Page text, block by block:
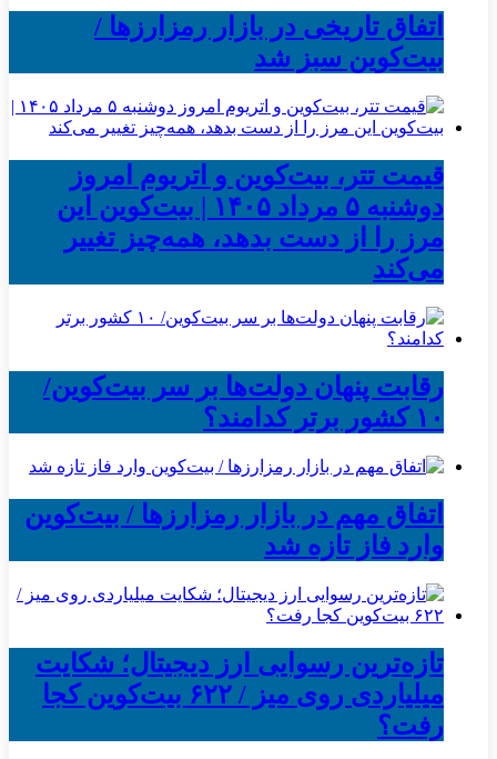
اتفاق تاریخی در بازار رمزارزها /
بیت‌کوین سبز شد
قیمت تتر، بیت‌کوین و اتریوم امروز
دوشنبه ۵ مرداد ۱۴۰۵ | بیت‌کوین این
مرز را از دست بدهد، همه‌چیز تغییر
می‌کند
رقابت پنهان دولت‌ها بر سر بیت‌کوین/
۱۰ کشور برتر کدامند؟
اتفاق مهم در بازار رمزارزها / بیت‌کوین
وارد فاز تازه شد
تازه‌ترین رسوایی ارز دیجیتال؛ شکایت
میلیاردی روی میز / ۶۲۲ بیت‌کوین کجا
رفت؟